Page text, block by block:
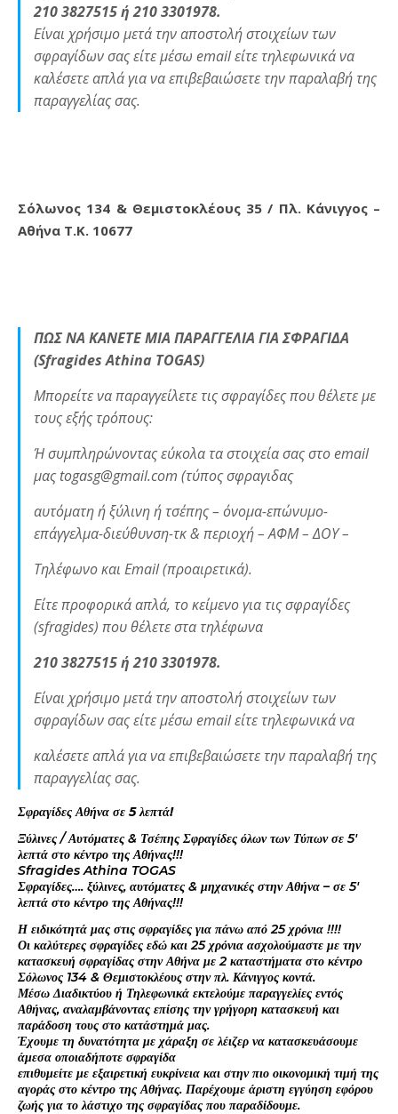
210 3827515 ή 210 3301978.
Είναι χρήσιμο μετά την αποστολή στοιχείων των
σφραγίδων σας είτε μέσω email είτε τηλεφωνικά να
καλέσετε απλά για να επιβεβαιώσετε την παραλαβή της
παραγγελίας σας.
Σόλωνος 134 & Θεμιστοκλέους 35 / Πλ. Κάνιγγος –
Αθήνα Τ.Κ. 10677
ΠΩΣ ΝΑ ΚΑΝΕΤΕ ΜΙΑ ΠΑΡΑΓΓΕΛΙΑ ΓΙΑ ΣΦΡΑΓΙΔΑ
(Sfragides Athina TOGAS)
Μπορείτε να παραγγείλετε τις σφραγίδες που θέλετε με
τους εξής τρόπους:
Ή συμπληρώνοντας εύκολα τα στοιχεία σας στο email
μας togasg@gmail.com (τύπος σφραγιδας
αυτόματη ή ξύλινη ή τσέπης – όνομα-επώνυμο-
επάγγελμα-διεύθυνση-τκ & περιοχή – ΑΦΜ – ΔΟΥ –
Τηλέφωνο και Email (προαιρετικά).
Είτε προφορικά απλά, το κείμενο για τις σφραγίδες
(sfragides) που θέλετε στα τηλέφωνα
210 3827515 ή 210 3301978.
Είναι χρήσιμο μετά την αποστολή στοιχείων των
σφραγίδων σας είτε μέσω email είτε τηλεφωνικά να
καλέσετε απλά για να επιβεβαιώσετε την παραλαβή της
παραγγελίας σας.
Σφραγίδες Αθήνα σε 5 λεπτά!
Ξύλινες / Αυτόματες & Τσέπης Σφραγίδες όλων των Τύπων σε 5′
λεπτά στο κέντρο της Αθήνας!!!
Sfragides Athina TOGAS
Σφραγίδες…. ξύλινες, αυτόματες & μηχανικές στην Αθήνα – σε 5′
λεπτά στο κέντρο της Αθήνας!!!
Η ειδικότητά μας στις σφραγίδες για πάνω από 25 χρόνια !!!!
Οι καλύτερες σφραγίδες εδώ και 25 χρόνια ασχολούμαστε με την
κατασκευή σφραγίδας στην Αθήνα με 2 καταστήματα στο κέντρο
Σόλωνος 134 & Θεμιστοκλέους στην πλ. Κάνιγγος κοντά.
Μέσω Διαδικτύου ή Τηλεφωνικά εκτελούμε παραγγελίες εντός
Αθήνας, αναλαμβάνοντας επίσης την γρήγορη κατασκευή και
παράδοση τους στο κατάστημά μας.
Έχουμε τη δυνατότητα με χάραξη σε λέιζερ να κατασκευάσουμε
άμεσα οποιαδήποτε σφραγίδα
επιθυμείτε με εξαιρετική ευκρίνεια και στην πιο οικονομική τιμή της
αγοράς στο κέντρο της Αθήνας. Παρέχουμε άριστη εγγύηση εφόρου
ζωής για το λάστιχο της σφραγίδας που παραδίδουμε.